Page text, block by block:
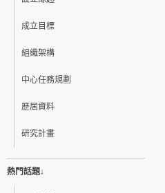
成立目標
組織架構
中心任務規劃
歷屆資料
研究計畫
熱門話題↓